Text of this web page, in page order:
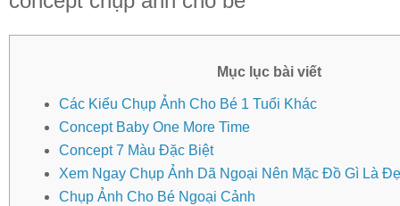
Mục lục bài viết
Các Kiểu Chụp Ảnh Cho Bé 1 Tuổi Khác
Concept Baby One More Time
Concept 7 Màu Đặc Biệt
Xem Ngay Chụp Ảnh Dã Ngoại Nên Mặc Đồ Gì Là
Chụp Ảnh Cho Bé Ngoại Cảnh